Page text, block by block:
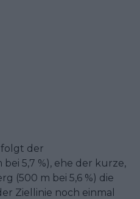
folgt der
5,7 %), ehe der kurze,
(500 m bei 5,6 %) die
Ziellinie noch einmal